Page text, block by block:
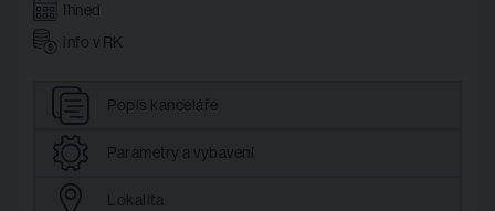
Ihned
info v RK
Popis kanceláře
Parametry a vybavení
Lokalita